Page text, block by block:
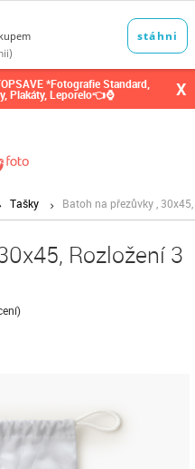
*Fotografie Standard,
Plakáty, Leporelo👈⌚ X
Tašky Batoh na přezůvky ,
Rozložení 3
)